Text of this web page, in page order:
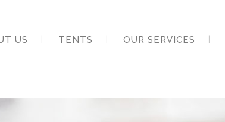
US TENTS OUR SERVICES